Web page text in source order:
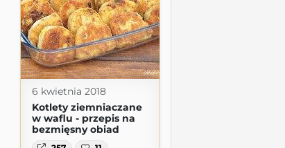
6 kwietnia 2018
Kotlety ziemniaczane
w waflu - przepis na
bezmięsny obiad